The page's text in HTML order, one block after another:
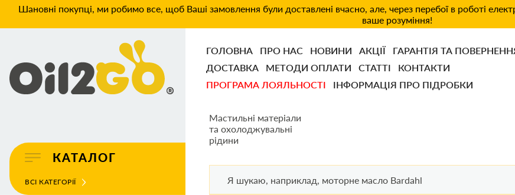
Шановні покупці, ми робимо все, щоб Ваші замовлення були доставлені вчасно, але, через перебої в роботі
ваше розуміння!
КАТАЛОГ
ВСІ КАТЕГОРІЇ
ГОЛОВНА ПРО НАС НОВИНИ АКЦІЇ
ГАРАНТІЯ ТА
ДОСТАВКА
МЕТОДИ ОПЛАТИ СТАТТІ
КОНТАКТИ
ПРОГРАМА ЛОЯЛЬНОСТІ
ІНФОРМАЦІЯ ПРО ПІДРОБКИ
Мастильні матеріали
та охолоджувальні
рідини